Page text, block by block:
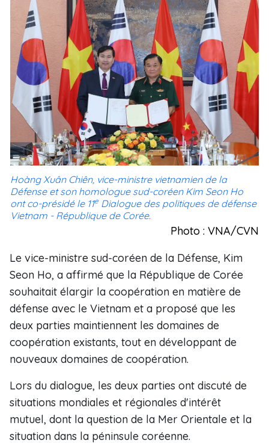
Hoàng Xuân Chiên, vice-ministre vietnamien de la
Défense et son homologue sud-coréen Kim Seon Ho
ont co-présidé le 11e Dialogue des politiques de défense
Vietnam - République de Corée.
Photo : VNA/CVN
Le vice-ministre sud-coréen de la Défense, Kim
Seon Ho, a affirmé que la République de Corée
souhaitait élargir la coopération en matière de
défense avec le Vietnam et a proposé que les
deux parties maintiennent les domaines de
coopération existants, tout en développant de
nouveaux domaines de coopération.
Lors du dialogue, les deux parties ont discuté de
situations mondiales et régionales d'intérêt
mutuel, dont la question de la Mer Orientale et la
situation dans la péninsule coréenne.